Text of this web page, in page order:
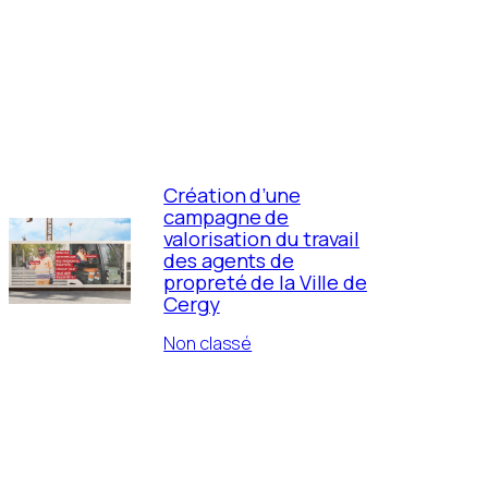
Création d’une
campagne de
valorisation du travail
des agents de
propreté de la Ville de
Cergy
Non classé